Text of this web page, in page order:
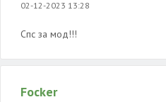
02-12-2023 13:28
Спс за мод!!!
Focker